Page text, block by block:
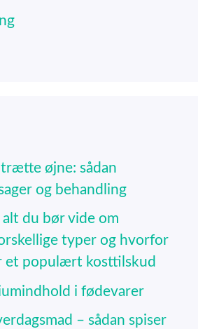
øjne: sådan
og behandling
alt du bør vide om
typer og hvorfor
et populært kosttilskud
i fødevarer
– sådan spiser